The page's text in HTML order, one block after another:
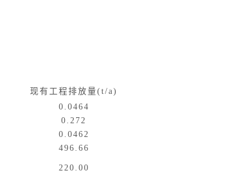
现有工程排放量(t/a)
0.0464
0.272
0.0462
496.66
220.00